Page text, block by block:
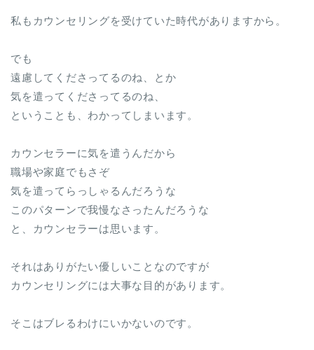
私もカウンセリングを受けていた時代がありますから。
でも
遠慮してくださってるのね、とか
気を遣ってくださってるのね、
ということも、わかってしまいます。
カウンセラーに気を遣うんだから
職場や家庭でもさぞ
気を遣ってらっしゃるんだろうな
このパターンで我慢なさったんだろうな
と、カウンセラーは思います。
それはありがたい優しいことなのですが
カウンセリングには大事な目的があります。
そこはブレるわけにいかないのです。